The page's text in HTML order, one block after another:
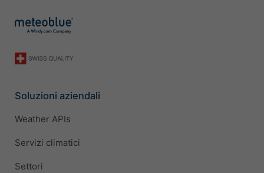
Soluzioni aziendali
Weather APIs
Servizi climatici
Settori